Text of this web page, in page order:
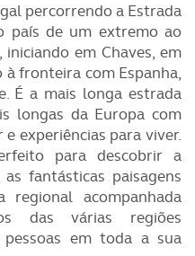
percorrendo a Estrada
país de um extremo ao
em Chaves, em
à fronteira com Espanha,
É a mais longa estrada
longas da Europa com
experiências para viver.
para descobrir a
fantásticas paisagens
acompanhada
das várias regiões
em toda a sua